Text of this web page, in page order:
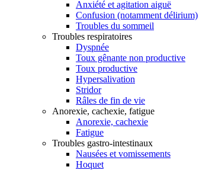
Anxiété et agitation aiguë
Confusion (notamment délirium)
Troubles du sommeil
Troubles respiratoires
Dyspnée
Toux gênante non productive
Toux productive
Hypersalivation
Stridor
Râles de fin de vie
Anorexie, cachexie, fatigue
Anorexie, cachexie
Fatigue
Troubles gastro-intestinaux
Nausées et vomissements
Hoquet